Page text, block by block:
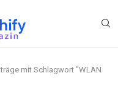
mit Schlagwort "WLAN